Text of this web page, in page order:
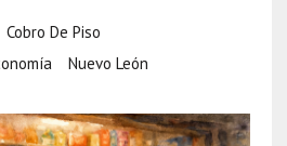
Cobro De Piso
Nuevo León